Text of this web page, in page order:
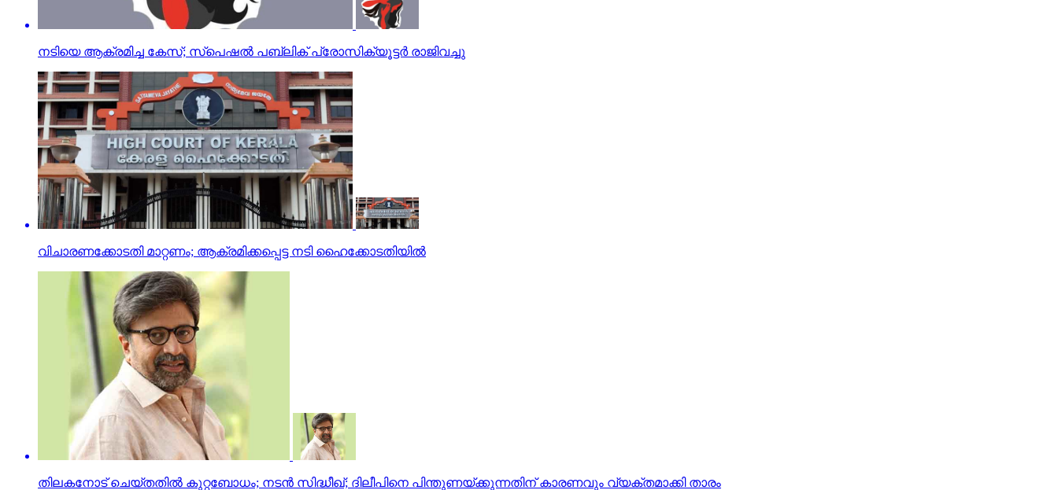
നടിയെ ആക്രമിച്ച കേസ്; സ്‌പെഷല്‍ പബ്ലിക് പ്രോസിക്യൂട്ടര്‍ രാജിവച്ചു
വിചാരണക്കോടതി മാറ്റണം; ആക്രമിക്കപ്പെട്ട നടി ഹൈക്കോടതിയില്‍
തിലകനോട് ചെയ്തതില്‍ കുറ്റബോധം; നടന്‍ സിദ്ധീഖ്; ദിലീപിനെ പിന്തുണയ്ക്കുന്നതിന് കാരണവും വ്യക്തമാക്കി താരം